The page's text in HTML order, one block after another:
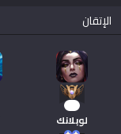
الإتقان
50
لوبلانك
ไทย
Tiếng Việt